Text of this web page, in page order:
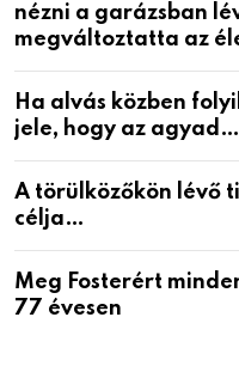
nézni a garázsban
megváltoztatta az
Ha alvás közben
jele, hogy az agyad…
A törülközőkön lévő
célja…
Meg Fosterért
77 évesen